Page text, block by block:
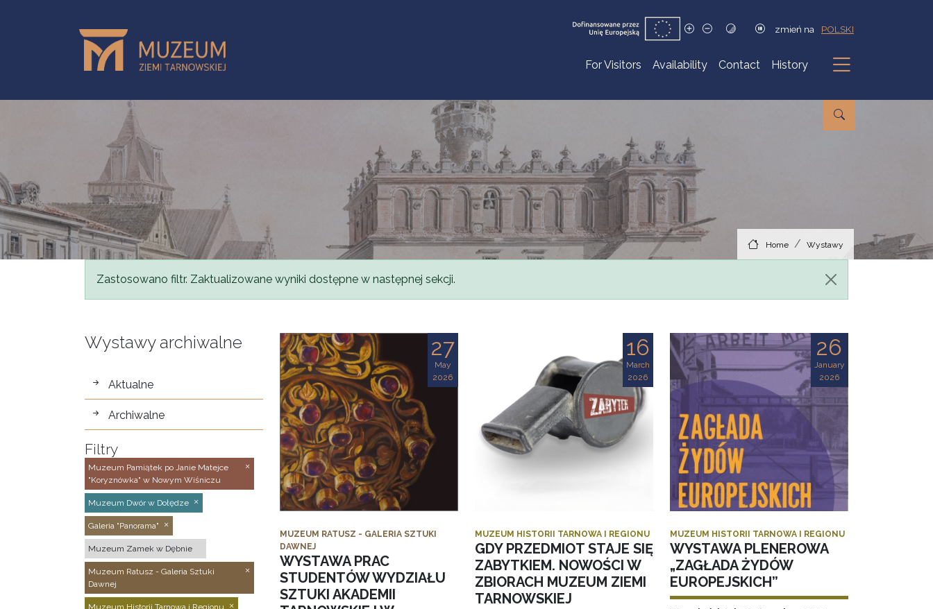
zmień na POLSKI
For Visitors Availability Contact History
Submenu
Home Wystawy
Status message
Zastosowano filtr. Zaktualizowane wyniki dostępne w następnej sekcji.
Wystawy archiwalne
wystawy
Aktualne
Archiwalne
Filtry
Muzeum Pamiątek po Janie Matejce
"Koryznówka" w Nowym Wiśniczu
Muzeum Dwór w Dołędze
Galeria "Panorama"
Muzeum Zamek w Dębnie
Muzeum Ratusz - Galeria Sztuki
Dawnej
27
May
2026
MUZEUM RATUSZ - GALERIA SZTUKI
DAWNEJ
WYSTAWA PRAC
STUDENTÓW WYDZIAŁU
SZTUKI AKADEMII
16
March
2026
MUZEUM HISTORII TARNOWA I REGIONU
GDY PRZEDMIOT STAJE SIĘ
ZABYTKIEM. NOWOŚCI W
ZBIORACH MUZEUM ZIEMI
TARNOWSKIEJ
26
January
2026
MUZEUM HISTORII TARNOWA I REGIONU
WYSTAWA PLENEROWA
„ZAGŁADA ŻYDÓW
EUROPEJSKICH”